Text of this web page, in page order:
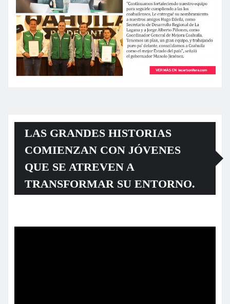
LAS GRANDES HISTORIAS
COMIENZAN CON JÓVENES
QUE SE ATREVEN A
TRANSFORMAR SU ENTORNO.